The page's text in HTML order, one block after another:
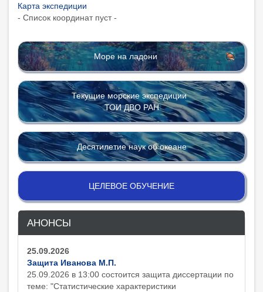
Карта экспедиции
- Список координат пуст -
Море на ладони
Текущие морские экспедиции
ТОИ ДВО РАН
Десятилетие наук об океане
ЦЕЛЕВОЕ ОБУЧЕНИЕ
АНОНСЫ
25.09.2026
Защита Иванова М.П.
25.09.2026 в 13:00 состоится защита диcсертации по
теме: "Статистические характеристики